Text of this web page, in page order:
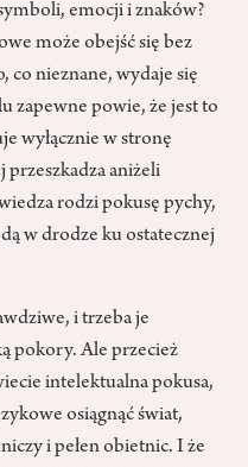
emocji i znaków?
może obejść się bez
co nieznane, wydaje się
zapewne powie, że jest to
wyłącznie w stronę
przeszkadza aniżeli
rodzi pokusę pychy,
w drodze ku ostatecznej
i trzeba je
pokory. Ale przecież
intelektualna pokusa,
osiągnąć świat,
i pełen obietnic. I że